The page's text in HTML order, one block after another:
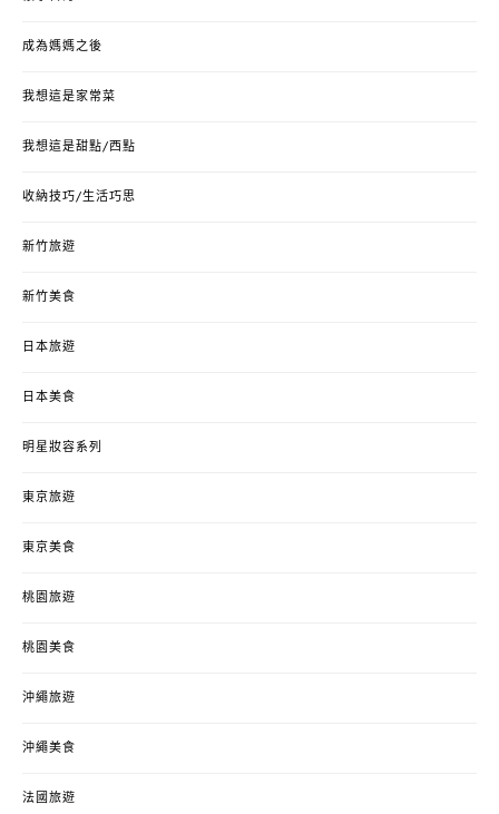
成為媽媽之後
我想這是家常菜
我想這是甜點/西點
收納技巧/生活巧思
新竹旅遊
新竹美食
日本旅遊
日本美食
明星妝容系列
東京旅遊
東京美食
桃園旅遊
桃園美食
沖繩旅遊
沖繩美食
法國旅遊